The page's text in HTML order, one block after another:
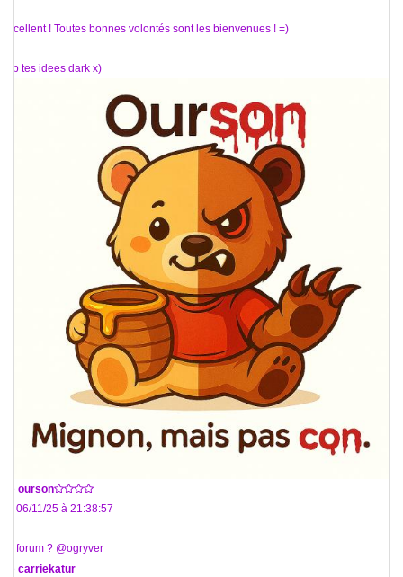
Excellent ! Toutes bonnes volontés sont les bienvenues ! =)
Top tes idees dark x)
ourson
Le 06/11/25 à 21:38:57
Le forum ? @ogryver
carriekatur